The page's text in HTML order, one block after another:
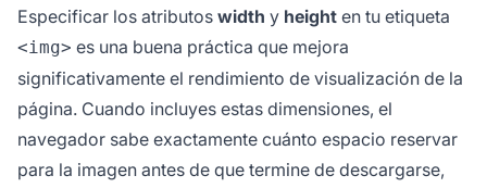
Especificar los atributos width y height en tu etiqueta
<img> es una buena práctica que mejora
significativamente el rendimiento de visualización de la
página. Cuando incluyes estas dimensiones, el
navegador sabe exactamente cuánto espacio reservar
para la imagen antes de que termine de descargarse,